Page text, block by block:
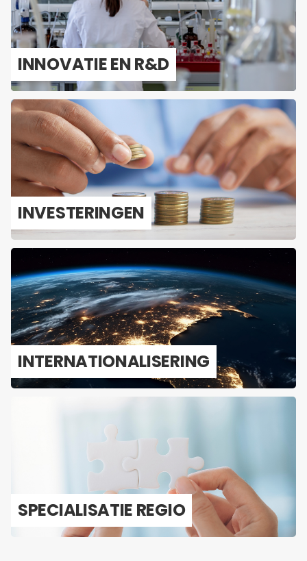
IN­NO­VA­TIE EN R&D
IN­VES­TE­RIN­GEN
IN­TER­NA­TI­O­NA­LI­SE­RING
SPE­CI­A­LI­SA­TIE REGIO